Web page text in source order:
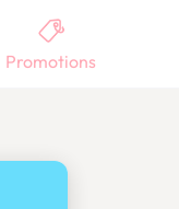
Promotions